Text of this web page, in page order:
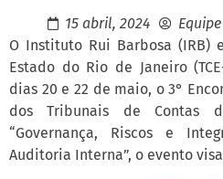
15 abril, 2024
O Instituto Rui Barbosa (IRB)
Estado do Rio de Janeiro
dias 20 e 22 de maio, o 3°
dos Tribunais de Contas
“Governança, Riscos e
Auditoria Interna”, o evento